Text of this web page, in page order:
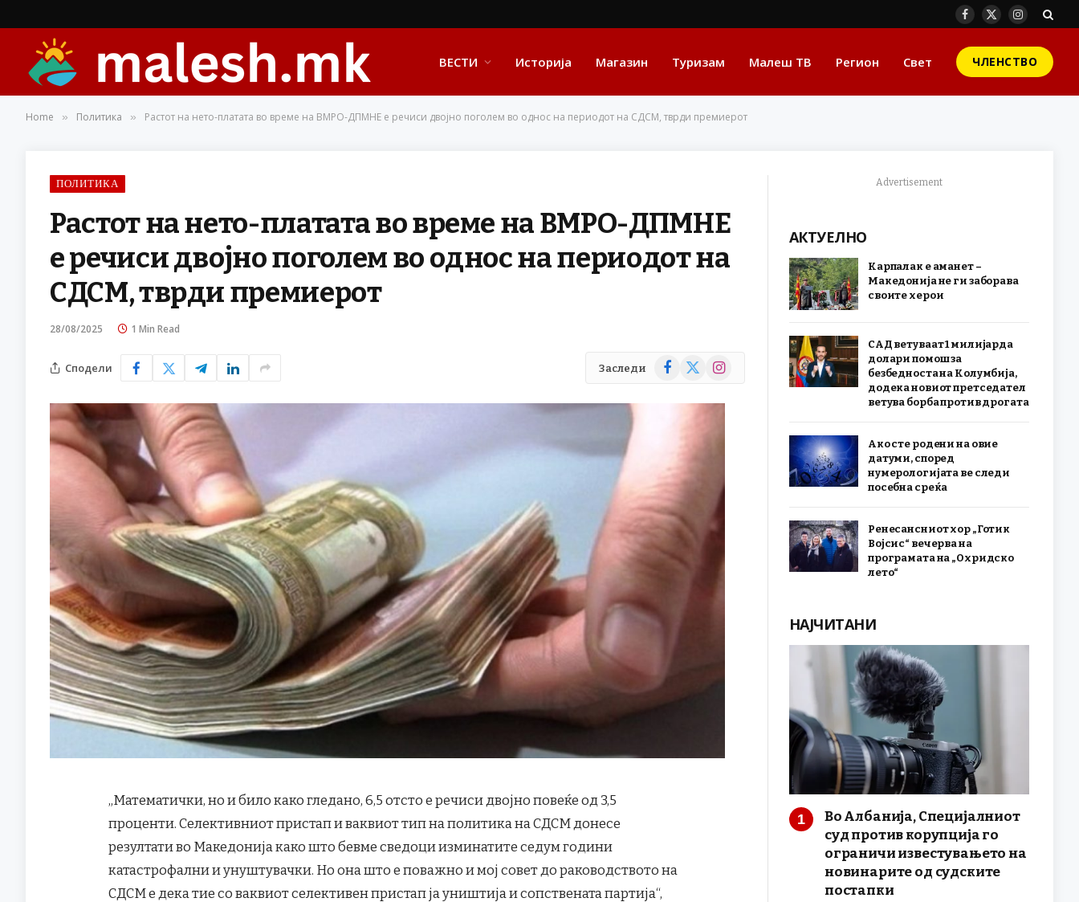
Facebook
X
Instagram
ВЕСТИ Историја Магазин Туризам Малеш ТВ Регион Свет ЧЛЕНСТВО
Home » Политика » Растот на нето-платата во време на ВМРО-ДПМНЕ е речиси двојно поголем во однос на периодот на СДСМ, тврди премиерот
ПОЛИТИКА
Растот на нето-платата во време на ВМРО-ДПМНЕ
е речиси двојно поголем во однос на периодот на
СДСМ, тврди премиерот
28/08/2025 1 Min Read
Сподели Заследи Facebook
X
Instagram
„Математички, но и било како гледано, 6,5 отсто е речиси двојно повеќе од 3,5
проценти. Селективниот пристап и ваквиот тип на политика на СДСМ донесе
резултати во Македонија како што бевме сведоци изминатите седум години
катастрофални и унуштувачки. Но она што е поважно и мој совет до раководството на
СДСМ е дека тие со ваквиот селективен пристап ја уништија и сопствената партија“,
Advertisement
АКТУЕЛНО
Карпалак е аманет –
Македонија не ги заборава
своите херои
САД ветуваат 1 милијарда
долари помош за
безбедноста на Колумбија,
додека новиот претседател
ветува борба против дрогата
Ако сте родени на овие
датуми, според
нумерологијата ве следи
посебна среќа
Ренесансниот хор „Готик
Војсис“ вечерва на
програмата на „Охридско
лето“
НАЈЧИТАНИ
Во Албанија, Специјалниот
суд против корупција го
ограничи известувањето на
новинарите од судските
постапки